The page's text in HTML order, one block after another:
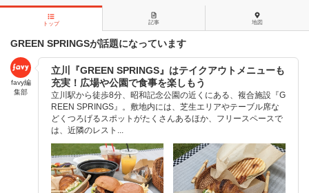
トップ 記事 地図
GREEN SPRINGSが話題になっています
favy編
集部
立川『GREEN SPRINGS』はテイクアウトメニューも
充実！広場や公園で食事を楽しもう
立川駅から徒歩8分、昭和記念公園の近くにある、複合施設『G
REEN SPRINGS』。敷地内には、芝生エリアやテーブル席な
どくつろげるスポットがたくさんあるほか、フリースペースで
は、近隣のレスト...